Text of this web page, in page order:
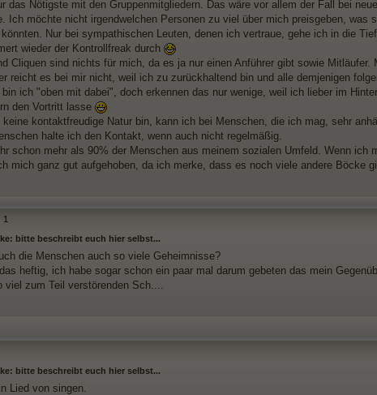
das Nötigste mit den Gruppenmitgliedern. Das wäre vor allem der Fall bei
Ich möchte nicht irgendwelchen Personen zu viel über mich preisgeben, was
könnten. Nur bei sympathischen Leuten, denen ich vertraue, gehe ich in die
wieder der Kontrollfreak durch
Cliquen sind nichts für mich, da es ja nur einen Anführer gibt sowie
reicht es bei mir nicht, weil ich zu zurückhaltend bin und alle demjenigen
bin ich "oben mit dabei", doch erkennen das nur wenige, weil ich lieber im
den Vortritt lasse
keine kontaktfreudige Natur bin, kann ich bei Menschen, die ich mag, sehr
halte ich den Kontakt, wenn auch nicht regelmäßig.
schon mehr als 90% der Menschen aus meinem sozialen Umfeld. Wenn ich
mich ganz gut aufgehoben, da ich merke, dass es noch viele andere Böcke
1
bitte beschreibt euch hier selbst...
die Menschen auch so viele Geheimnisse?
heftig, ich habe sogar schon ein paar mal darum gebeten das mein
viel zum Teil verstörenden Sch....
bitte beschreibt euch hier selbst...
Lied von singen.